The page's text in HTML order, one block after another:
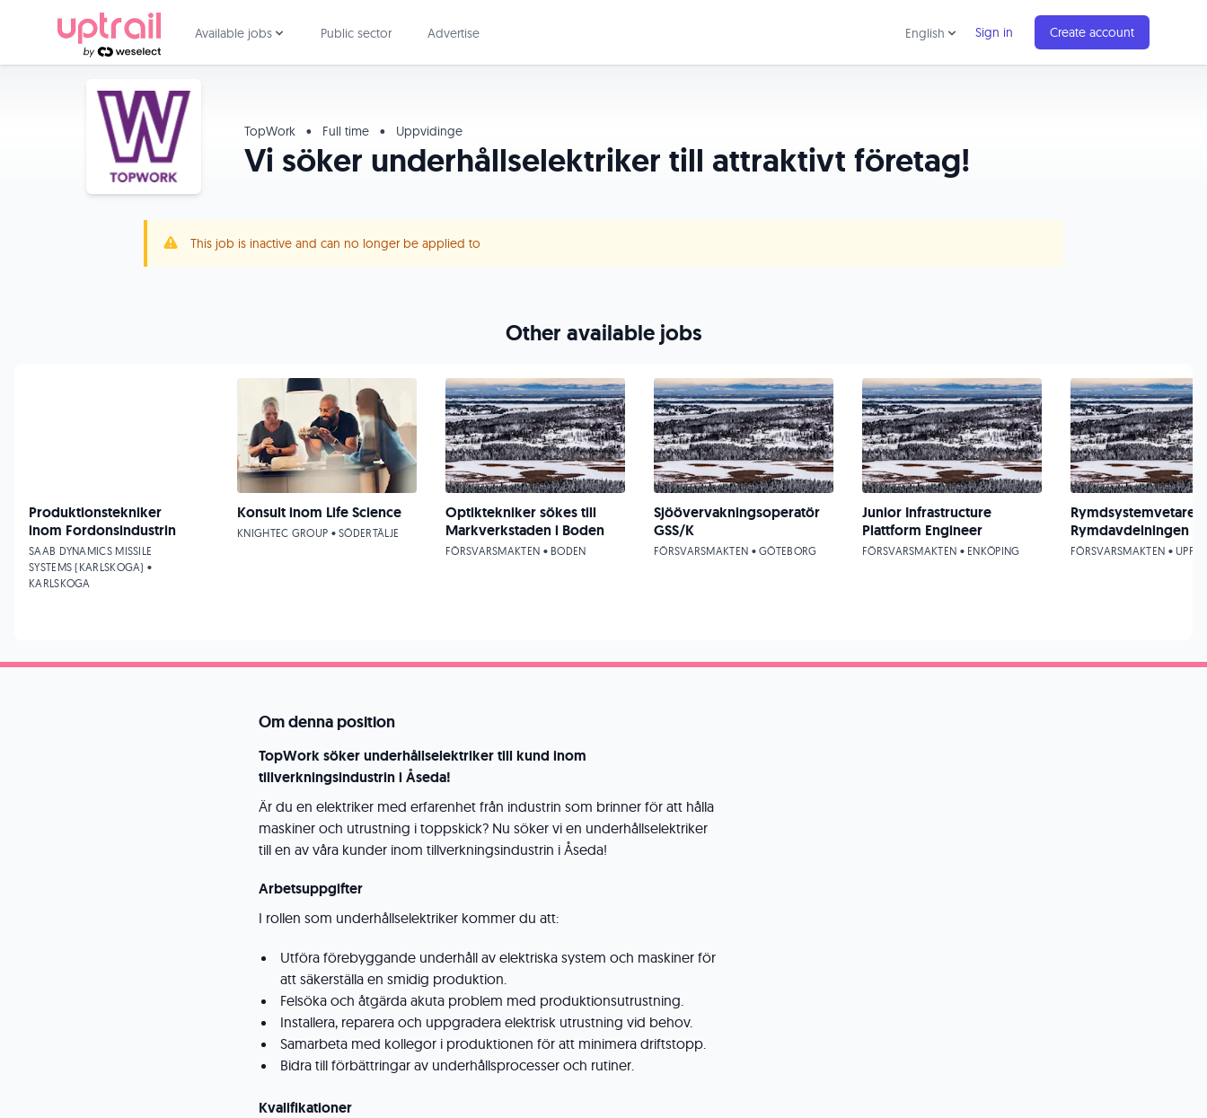
Available jobs Public sector Advertise English Sign in Create account
TopWork • Full time • Uppvidinge
Vi söker underhållselektriker till attraktivt företag!
This job is inactive and can no longer be applied to
Om denna position
TopWork söker underhållselektriker till kund inom
tillverkningsindustrin i Åseda!
Är du en elektriker med erfarenhet från industrin som brinner för att hålla
maskiner och utrustning i toppskick? Nu söker vi en underhållselektriker
till en av våra kunder inom tillverkningsindustrin i Åseda!
Arbetsuppgifter
I rollen som underhållselektriker kommer du att:
Utföra förebyggande underhåll av elektriska system och maskiner för
att säkerställa en smidig produktion.
Felsöka och åtgärda akuta problem med produktionsutrustning.
Installera, reparera och uppgradera elektrisk utrustning vid behov.
Samarbeta med kollegor i produktionen för att minimera driftstopp.
Bidra till förbättringar av underhållsprocesser och rutiner.
Kvalifikationer
Other available jobs
Produktionstekniker
inom Fordonsindustrin
SAAB DYNAMICS MISSILE
SYSTEMS (KARLSKOGA) •
KARLSKOGA
Konsult inom Life Science
KNIGHTEC GROUP • SÖDERTÄLJE
Optiktekniker sökes till
Markverkstaden i Boden
FÖRSVARSMAKTEN • BODEN
Sjöövervakningsoperatör
GSS/K
FÖRSVARSMAKTEN • GÖTEBORG
Junior Infrastructure
Plattform Engineer
FÖRSVARSMAKTEN • ENKÖPING
Rymdsystemvetare
Rymdavdelningen
FÖRSVARSMAKTEN •